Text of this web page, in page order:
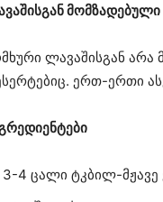
ლავაშისგან
ერთ-ერთი
3-4 ცალი ტკბილ-მჟავე